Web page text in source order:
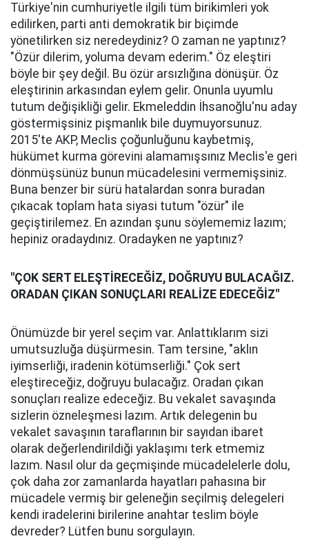
Türkiye'nin cumhuriyetle ilgili tüm birikimleri yok
edilirken, parti anti demokratik bir biçimde
yönetilirken siz neredeydiniz? O zaman ne yaptınız?
"Özür dilerim, yoluma devam ederim." Öz eleştiri
böyle bir şey değil. Bu özür arsızlığına dönüşür. Öz
eleştirinin arkasından eylem gelir. Onunla uyumlu
tutum değişikliği gelir. Ekmeleddin İhsanoğlu'nu aday
göstermişsiniz pişmanlık bile duymuyorsunuz.
2015'te AKP, Meclis çoğunluğunu kaybetmiş,
hükümet kurma görevini alamamışsınız Meclis'e geri
dönmüşsünüz bunun mücadelesini vermemişsiniz.
Buna benzer bir sürü hatalardan sonra buradan
çıkacak toplam hata siyasi tutum "özür" ile
geçiştirilemez. En azından şunu söylememiz lazım;
hepiniz oradaydınız. Oradayken ne yaptınız?
"ÇOK SERT ELEŞTİRECEĞİZ, DOĞRUYU BULACAĞIZ.
ORADAN ÇIKAN SONUÇLARI REALİZE EDECEĞİZ"
Önümüzde bir yerel seçim var. Anlattıklarım sizi
umutsuzluğa düşürmesin. Tam tersine, "aklın
iyimserliği, iradenin kötümserliği." Çok sert
eleştireceğiz, doğruyu bulacağız. Oradan çıkan
sonuçları realize edeceğiz. Bu vekalet savaşında
sizlerin özneleşmesi lazım. Artık delegenin bu
vekalet savaşının taraflarının bir sayıdan ibaret
olarak değerlendirildiği yaklaşımı terk etmemiz
lazım. Nasıl olur da geçmişinde mücadelelerle dolu,
çok daha zor zamanlarda hayatları pahasına bir
mücadele vermiş bir geleneğin seçilmiş delegeleri
kendi iradelerini birilerine anahtar teslim böyle
devreder? Lütfen bunu sorgulayın.